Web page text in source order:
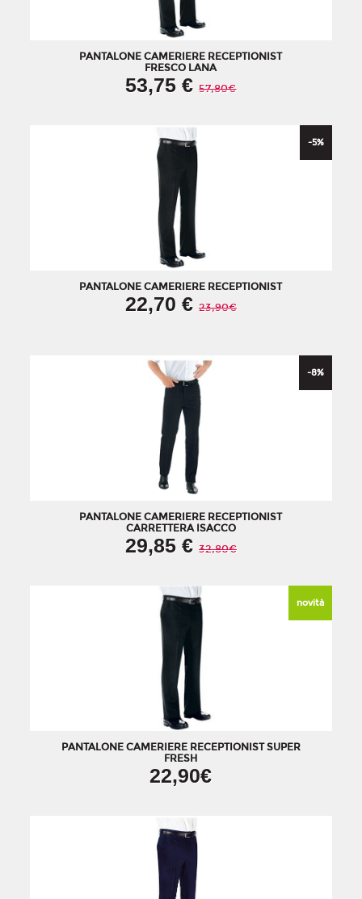
PANTALONE CAMERIERE RECEPTIONIST
FRESCO LANA
53,75 €57,80€
-5%
PANTALONE CAMERIERE RECEPTIONIST
22,70 € 23,90€
-8%
PANTALONE CAMERIERE RECEPTIONIST
CARRETTERA ISACCO
29,85 € 32,80€
novità
PANTALONE CAMERIERE RECEPTIONIST SUPER
FRESH
22,90€